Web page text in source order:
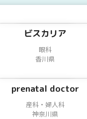
ビスカリア
眼科
香川県
prenatal doctor
産科・婦人科
神奈川県